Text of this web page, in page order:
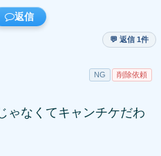
返信
💬 返信 1件
NG 削除依頼
ゃなくてキャンチケだわ